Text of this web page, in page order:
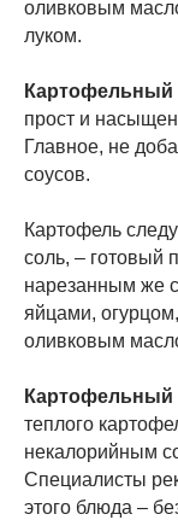
оливковым
луком.
Картофельный
прост и
Главное, не
соусов.
Картофель
соль, – готовый
нарезанным же
яйцами,
оливковым
Картофельный
теплого
некалорийным
Специалисты
этого блюда –